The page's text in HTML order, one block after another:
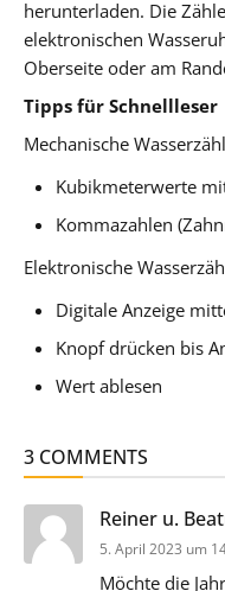
herunterladen. Die
elektronischen
Oberseite oder am
Tipps für Schnellleser
Mechanische
Kubikmeterwerte
Kommazahlen
Elektronische
Digitale Anzeige
Knopf drücken bis
Wert ablesen
3 COMMENTS
Reiner u.
5. April 2023 um
Möchte die